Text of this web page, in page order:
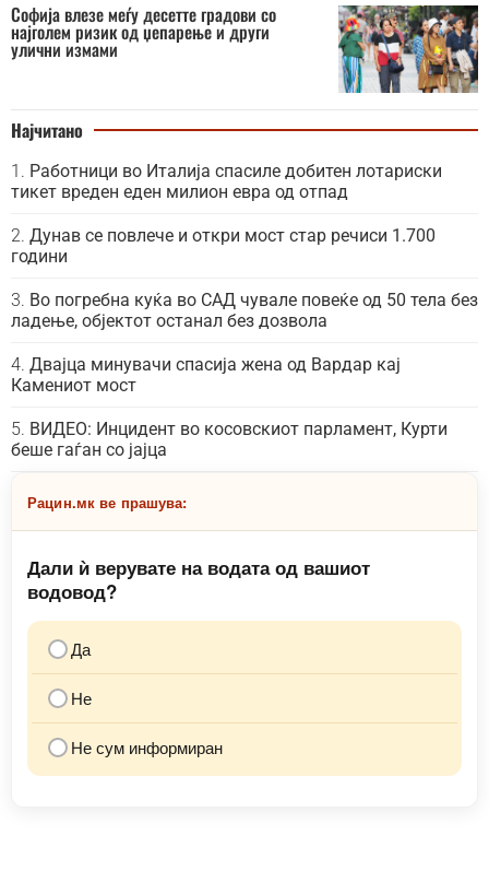
Софија влезе меѓу десетте градови со
најголем ризик од џепарење и други
улични измами
Најчитано
Работници во Италија спасиле добитен лотариски
тикет вреден еден милион евра од отпад
Дунав се повлече и откри мост стар речиси 1.700
години
Во погребна куќа во САД чувале повеќе од 50 тела без
ладење, објектот останал без дозвола
Двајца минувачи спасија жена од Вардар кај
Камениот мост
ВИДЕО: Инцидент во косовскиот парламент, Курти
беше гаѓан со јајца
Рацин.мк ве прашува:
Дали ѝ верувате на водата од вашиот
водовод?
Да
Не
Не сум информиран